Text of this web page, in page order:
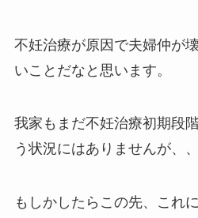
不妊治療が原因で夫婦仲が
いことだなと思います。
我家もまだ不妊治療初期段
う状況にはありませんが、、
もしかしたらこの先、これ